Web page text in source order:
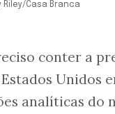
Riley/Casa Branca
conter a
Unidos
analíticas